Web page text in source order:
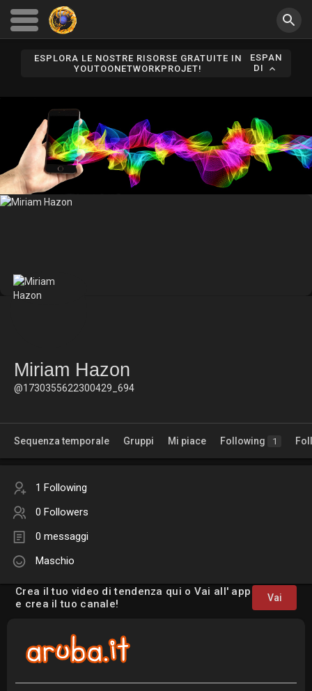
ESPLORA LE NOSTRE RISORSE GRATUITE IN
YOUTOONETWORKPROJET!
ESPAN
DI
Miriam Hazon
@1730355622300429_694
Sequenza temporale Gruppi Mi piace Following 1
1 Following
0 Followers
0 messaggi
Maschio
Crea il tuo video di tendenza qui o Vai all' app
e crea il tuo canale!
Vai